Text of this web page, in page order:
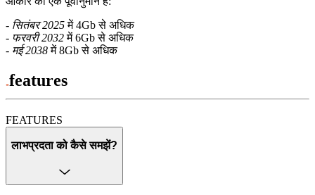
- सितंबर 2025में 4Gb से अधिक
- फरवरी 2032में 6Gb से अधिक
- मई 2038में 8Gb से अधिक
features
FEATURES
लाभप्रदता को कैसे समझें?